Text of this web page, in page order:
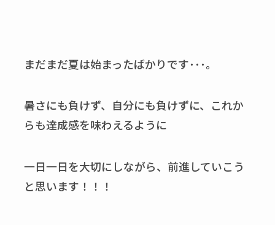
まだまだ夏は始まったばかりです･･･。
暑さにも負けず、自分にも負けずに、これか
らも達成感を味わえるように
一日一日を大切にしながら、前進していこう
と思います！！！